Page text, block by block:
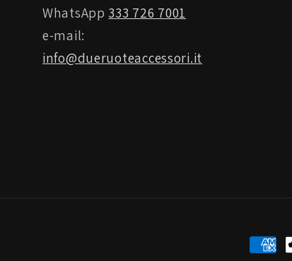
WhatsApp 333 726 7001
e-mail:
info@dueruoteaccessori.it
Metodi